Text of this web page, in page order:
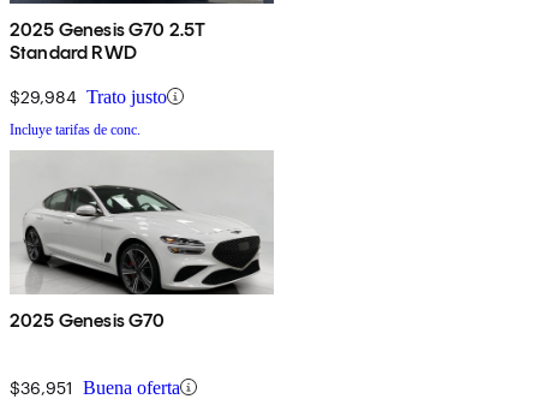
2025 Genesis G70 2.5T
Standard RWD
$29,984 Trato justo
Incluye tarifas de conc.
2025 Genesis G70
$36,951 Buena oferta